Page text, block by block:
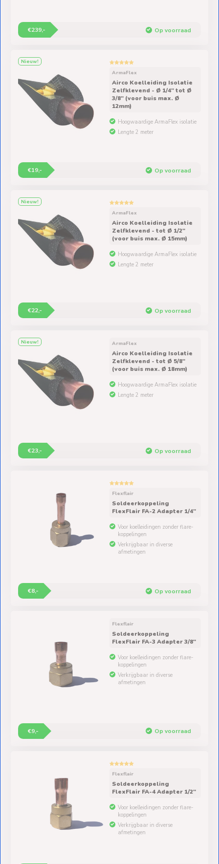
€239,- Op voorraad
Nieuw!
ArmaFlex
Airco Koelleiding Isolatie
Zelfklevend - Ø 1/4″ tot Ø
3/8″ (voor buis max. Ø
12mm)
Hoogwaardige ArmaFlex isolatie
Lengte 2 meter
€19,- Op voorraad
Nieuw!
ArmaFlex
Airco Koelleiding Isolatie
Zelfklevend - tot Ø 1/2″
(voor buis max. Ø 15mm)
Hoogwaardige ArmaFlex isolatie
Lengte 2 meter
€22,- Op voorraad
Nieuw! ArmaFlex
Airco Koelleiding Isolatie
Zelfklevend - tot Ø 5/8″
(voor buis max. Ø 18mm)
Hoogwaardige ArmaFlex isolatie
Lengte 2 meter
€23,- Op voorraad
Flexflair
Soldeerkoppeling
FlexFlair FA-2 Adapter 1/4"
Voor koelleidingen zonder flare-
koppelingen
Verkrijgbaar in diverse
afmetingen
€8,- Op voorraad
Flexflair
Soldeerkoppeling
FlexFlair FA-3 Adapter 3/8"
Voor koelleidingen zonder flare-
koppelingen
Verkrijgbaar in diverse
afmetingen
€9,- Op voorraad
Flexflair
Soldeerkoppeling
FlexFlair FA-4 Adapter 1/2"
Voor koelleidingen zonder flare-
koppelingen
Verkrijgbaar in diverse
afmetingen